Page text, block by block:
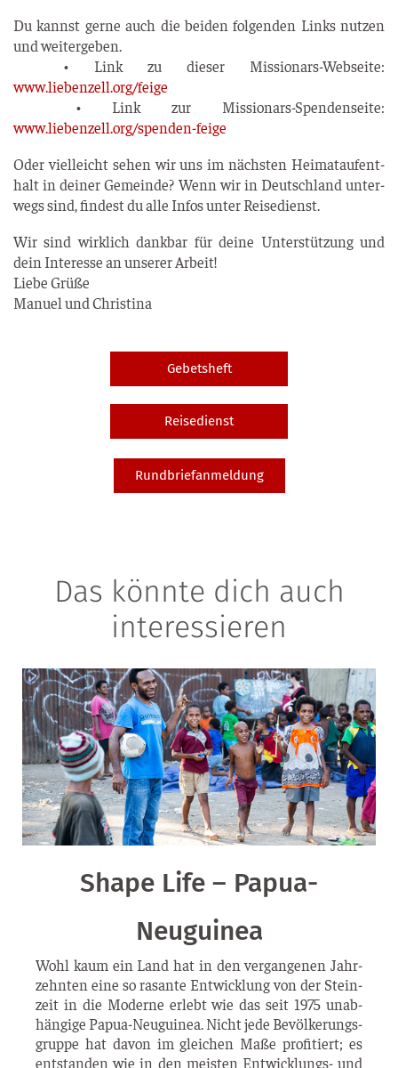
Du kannst ger­ne auch die bei­den fol­gen­den Links nut­zen
und wei­ter­ge­ben.
• Link zu die­ser Mis­sio­nars-Web­sei­te:
www.liebenzell.org/feige
• Link zur Mis­sio­nars-Spen­den­sei­te:
www.liebenzell.org/spenden-feige
Oder viel­leicht sehen wir uns im nächs­ten Hei­mat­auf­ent­
halt in dei­ner Gemein­de? Wenn wir in Deutsch­land unter­
wegs sind, fin­dest du alle Infos unter Reisedienst.
Wir sind wirk­lich dank­bar für dei­ne Unter­stüt­zung und
dein Inter­es­se an unse­rer Arbeit!
Lie­be Grü­ße
Manu­el und Christina
Gebetsheft
Reisedienst
Rundbriefanmeldung
Das könnte dich auch
interessieren
Shape Life – Papua-
Neuguinea
Wohl kaum ein Land hat in den ver­gan­ge­nen Jahr­
zehn­ten eine so rasan­te Ent­wick­lung von der Stein­
zeit in die Moder­ne erlebt wie das seit 1975 unab­
hän­gi­ge Papua-Neu­­gui­­nea. Nicht jede Bevöl­ke­rungs­
grup­pe hat davon im glei­chen Maße pro­fi­tiert; es
ent­stan­den wie in den meis­ten Ent­­wick­­lungs- und